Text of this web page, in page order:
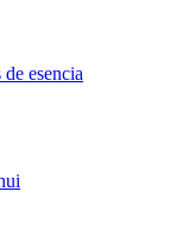
esencia